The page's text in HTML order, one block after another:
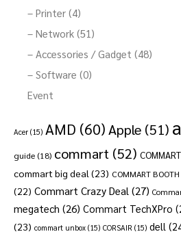
– Printer (4)
– Network (51)
– Accessories / Gadget (48)
– Software (0)
Event
Acer (15) AMD (60)Apple (51)
guide (18) commart (52)
commart big deal (23) COMMART BOOTH
(22) Commart Crazy Deal (27)
megatech (26) Commart TechXPro
(23) commart unbox (15) CORSAIR (15) dell